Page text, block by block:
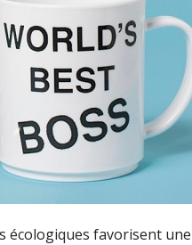
écologiques favorisent